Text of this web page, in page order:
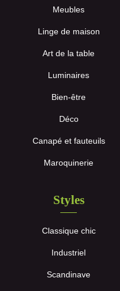
Meubles
Linge de maison
Art de la table
Luminaires
Bien-être
Déco
Canapé et fauteuils
Maroquinerie
Styles
Classique chic
Industriel
Scandinave